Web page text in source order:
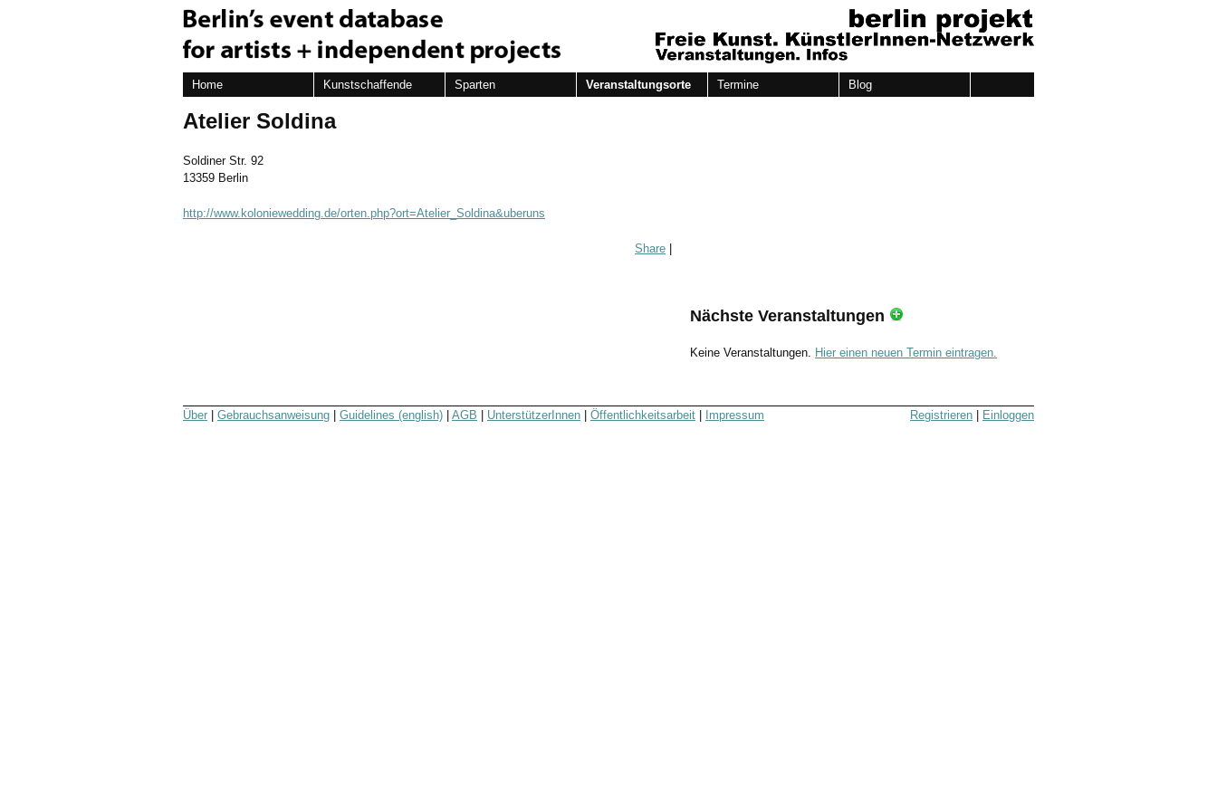
Home Kunstschaffende Sparten Veranstaltungsorte Termine Blog
Atelier Soldina
Soldiner Str. 92
13359 Berlin
http://www.koloniewedding.de/orten.php?ort=Atelier_Soldina&uberuns
Share
Nächste Veranstaltungen
Keine Veranstaltungen. Hier einen neuen Termin eintragen.
Registrieren Einloggen
Über Gebrauchsanweisung Guidelines (english) AGB UnterstützerInnen Öffentlichkeitsarbeit Impressum